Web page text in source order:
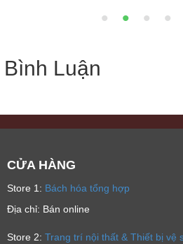
Bình Luận
CỬA HÀNG
Store 1: Bách hóa tổng hợp
Địa chỉ: Bán online
Store 2: Trang trí nội thất & Thiết bị vệ